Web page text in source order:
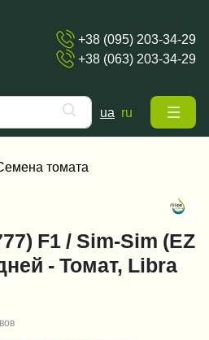
+38 (095) 203-34-29
+38 (063) 203-34-29
ua ru
томата
F1 / Sim-Sim (EZ
- Томат, Libra